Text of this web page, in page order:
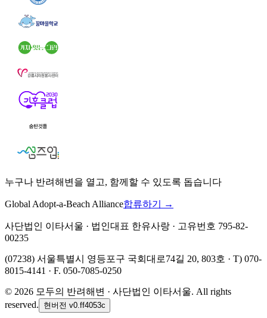
누구나 반려해변을 열고, 함께할 수 있도록 돕습니다
Global Adopt-a-Beach Alliance합류하기 →
사단법인 이타서울 · 법인대표 한유사랑 · 고유번호 795-82-
00235
(07238) 서울특별시 영등포구 국회대로74길 20, 803호 · T) 070-
8015-4141 · F. 050-7085-0250
© 2026 모두의 반려해변 · 사단법인 이타서울. All rights
reserved.
현버전 v0.ff4053c